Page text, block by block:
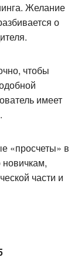
Желание
о
чтобы
имеет
«просчеты» в
части и